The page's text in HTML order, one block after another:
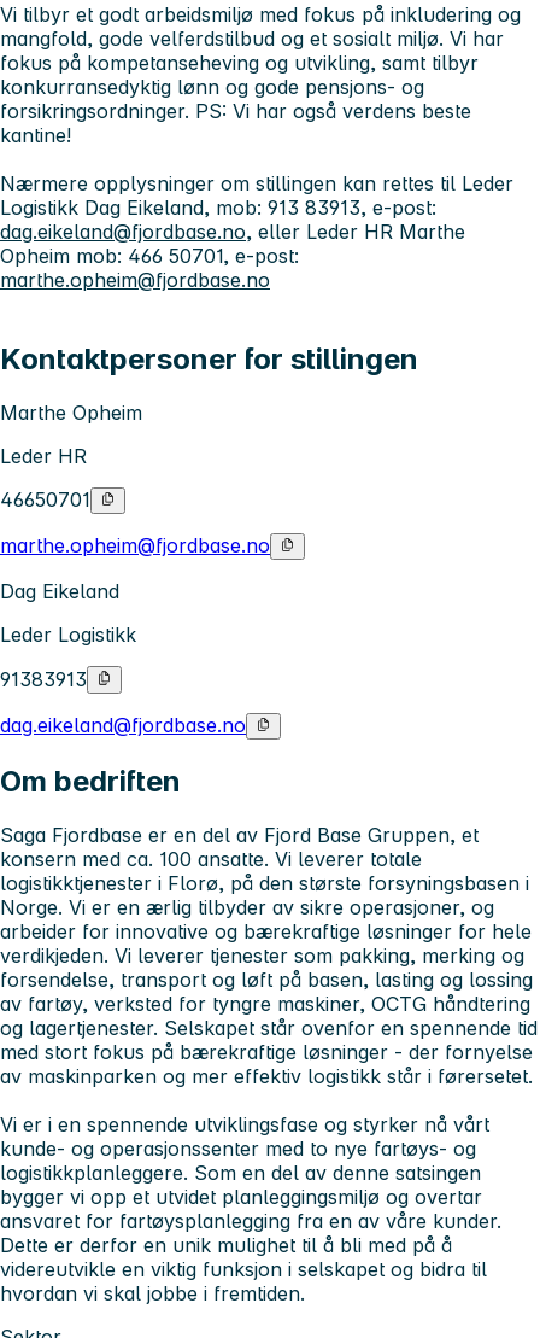
Vi tilbyr et godt arbeidsmiljø med fokus på inkludering og
mangfold, gode velferdstilbud og et sosialt miljø. Vi har
fokus på kompetanseheving og utvikling, samt tilbyr
konkurransedyktig lønn og gode pensjons- og
forsikringsordninger. PS: Vi har også verdens beste
kantine!
Nærmere opplysninger om stillingen kan rettes til Leder
Logistikk Dag Eikeland, mob: 913 83913, e-post:
dag.eikeland@fjordbase.no, eller Leder HR Marthe
Opheim mob: 466 50701, e-post:
marthe.opheim@fjordbase.no
Kontaktpersoner for stillingen
Marthe Opheim
Leder HR
46650701
marthe.opheim@fjordbase.no
Dag Eikeland
Leder Logistikk
91383913
dag.eikeland@fjordbase.no
Om bedriften
Saga Fjordbase er en del av Fjord Base Gruppen, et
konsern med ca. 100 ansatte. Vi leverer totale
logistikktjenester i Florø, på den største forsyningsbasen i
Norge. Vi er en ærlig tilbyder av sikre operasjoner, og
arbeider for innovative og bærekraftige løsninger for hele
verdikjeden. Vi leverer tjenester som pakking, merking og
forsendelse, transport og løft på basen, lasting og lossing
av fartøy, verksted for tyngre maskiner, OCTG håndtering
og lagertjenester. Selskapet står ovenfor en spennende tid
med stort fokus på bærekraftige løsninger - der fornyelse
av maskinparken og mer effektiv logistikk står i førersetet.
Vi er i en spennende utviklingsfase og styrker nå vårt
kunde- og operasjonssenter med to nye fartøys- og
logistikkplanleggere. Som en del av denne satsingen
bygger vi opp et utvidet planleggingsmiljø og overtar
ansvaret for fartøysplanlegging fra en av våre kunder.
Dette er derfor en unik mulighet til å bli med på å
videreutvikle en viktig funksjon i selskapet og bidra til
hvordan vi skal jobbe i fremtiden.